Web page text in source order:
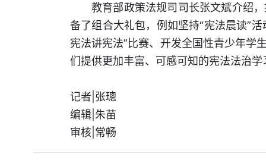
教育部政策法规司司长张文斌介绍
备了组合大礼包，例如坚持“宪法晨读”
宪法讲宪法”比赛、开发全国性青少年学
们提供更加丰富、可感可知的宪法法治学
记者|张璁
编辑|朱苗
审核|常畅